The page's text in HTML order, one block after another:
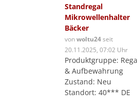
Standregal
Mikrowellenhalter
Bäcker
vonwoltu24seit
20.11.2025, 07:02 Uhr
Produktgruppe:
& Aufbewahrung
Zustand: Neu
Standort: 40*** DE